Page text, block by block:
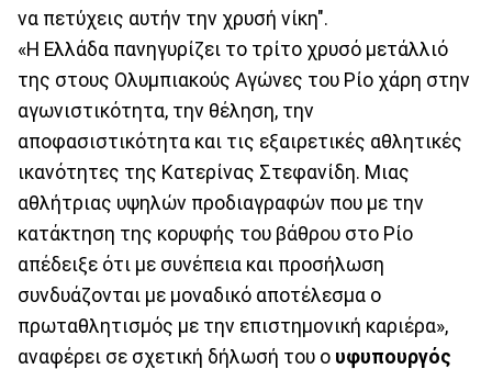
να πετύχεις αυτήν την χρυσή νίκη".
«Η Ελλάδα πανηγυρίζει το τρίτο χρυσό μετάλλιό
της στους Ολυμπιακούς Αγώνες του Ρίο χάρη στην
αγωνιστικότητα, την θέληση, την
αποφασιστικότητα και τις εξαιρετικές αθλητικές
ικανότητες της Κατερίνας Στεφανίδη. Μιας
αθλήτριας υψηλών προδιαγραφών που με την
κατάκτηση της κορυφής του βάθρου στο Ρίο
απέδειξε ότι με συνέπεια και προσήλωση
συνδυάζονται με μοναδικό αποτέλεσμα ο
πρωταθλητισμός με την επιστημονική καριέρα»,
αναφέρει σε σχετική δήλωσή του ο υφυπουργός